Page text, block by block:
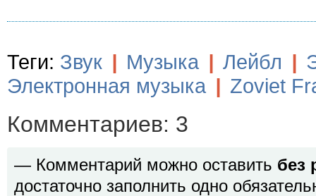
Теги: Звук | Музыка | Лейбл |
Электронная музыка | Zoviet
Комментариев: 3
— Комментарий можно оставить без
достаточно заполнить одно